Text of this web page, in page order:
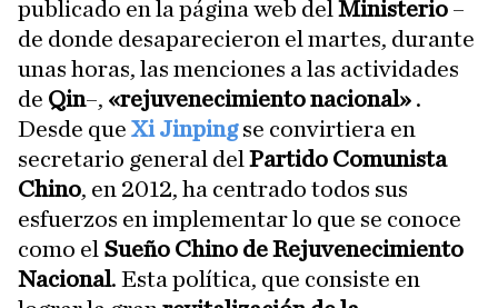
publicado en la página web del Ministerio –
de donde desaparecieron el martes, durante
unas horas, las menciones a las actividades
de Qin–, «rejuvenecimiento nacional» .
Desde que Xi Jinpingse convirtiera en
secretario general del Partido Comunista
Chino, en 2012, ha centrado todos sus
esfuerzos en implementar lo que se conoce
como el Sueño Chino de Rejuvenecimiento
Nacional. Esta política, que consiste en